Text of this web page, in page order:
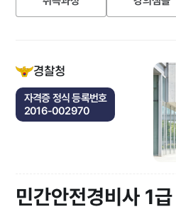
경찰청
자격증 정식 등록번호
2016-002970
민간안전경비사 1급